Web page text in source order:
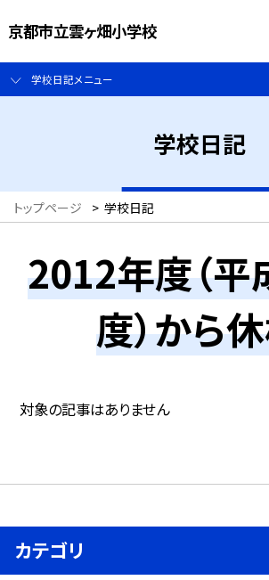
京都市立雲ヶ畑小学校
学校日記メニュー
学校日記
トップページ > 学校日記
2012年度（
度）から
対象の記事はありません
カテゴリ